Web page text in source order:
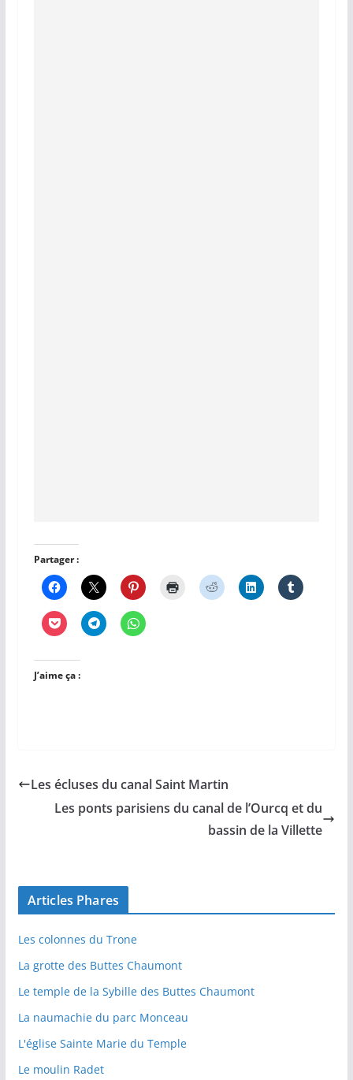
Partager :
J’aime ça :
Les écluses du canal Saint Martin
Les ponts parisiens du canal de l’Ourcq et du
bassin de la Villette
Articles Phares
Les colonnes du Trone
La grotte des Buttes Chaumont
Le temple de la Sybille des Buttes Chaumont
La naumachie du parc Monceau
L'église Sainte Marie du Temple
Le moulin Radet